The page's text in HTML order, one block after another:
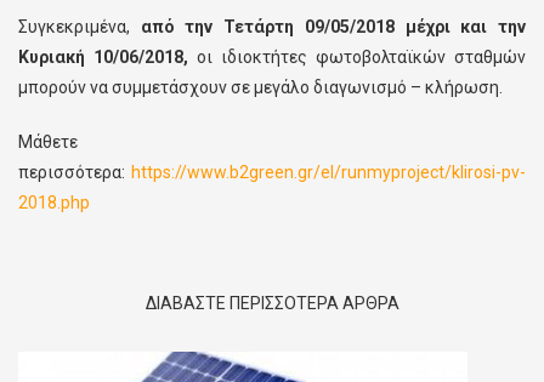
Συγκεκριμένα, από την Τετάρτη 09/05/2018 μέχρι και την
Κυριακή 10/06/2018, οι ιδιοκτήτες φωτοβολταϊκών σταθμών
μπορούν να συμμετάσχουν σε μεγάλο διαγωνισμό – κλήρωση.
Μάθετε
περισσότερα: https://www.b2green.gr/el/runmyproject/klirosi-pv-
2018.php
ΔΙΑΒΑΣΤΕ ΠΕΡΙΣΣΟΤΕΡΑ ΑΡΘΡΑ